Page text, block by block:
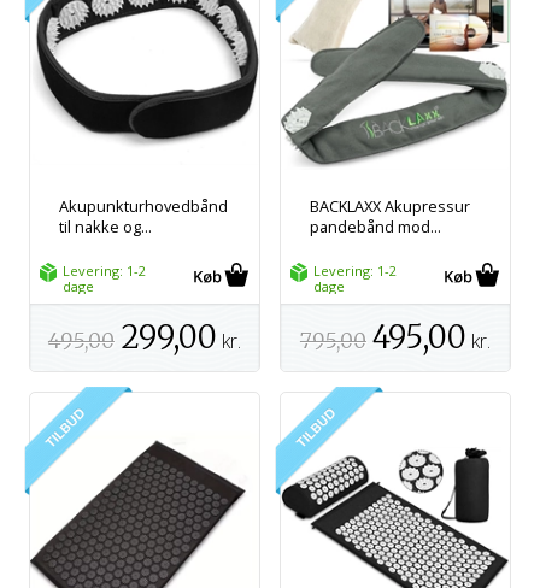
Akupunkturhovedbånd
til nakke og...
Levering: 1-2
dage
495,00 299,00 kr.
BACKLAXX Akupressur
pandebånd mod...
Levering: 1-2
dage
795,00 495,00 kr.